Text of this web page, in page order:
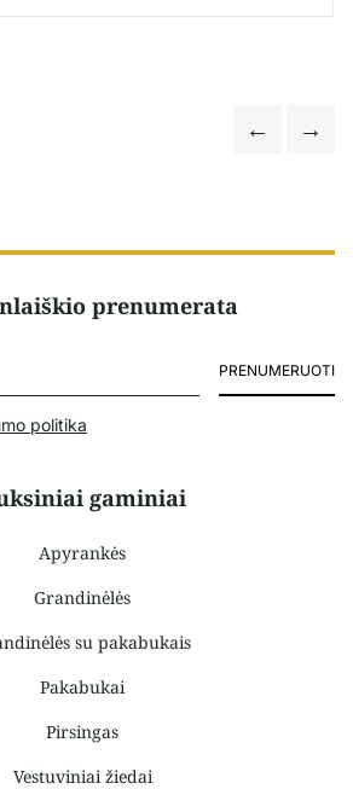
gaminiai
Apyrankės
Grandinėlės
su pakabukais
Pakabukai
Pirsingas
Vestuviniai žiedai
prenumerata
PRENUMERUOTI
politika